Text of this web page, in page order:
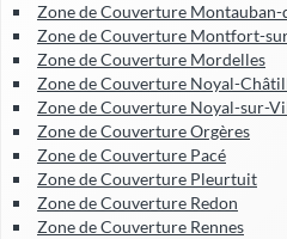
Zone de Couverture Montauban-
Zone de Couverture Montfort-
Zone de Couverture Mordelles
Zone de Couverture Noyal-
Zone de Couverture Noyal-sur-
Zone de Couverture Orgères
Zone de Couverture Pacé
Zone de Couverture Pleurtuit
Zone de Couverture Redon
Zone de Couverture Rennes